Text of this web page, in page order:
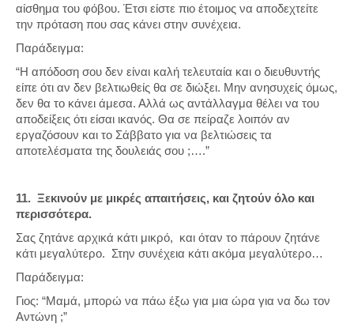
αίσθημα του φόβου. Έτσι είστε πιο έτοιμος να αποδεχτείτε
την πρόταση που σας κάνει στην συνέχεια.
Παράδειγμα:
“Η απόδοση σου δεν είναι καλή τελευταία και ο διευθυντής
είπε ότι αν δεν βελτιωθείς θα σε διώξει. Μην ανησυχείς όμως,
δεν θα το κάνει άμεσα. Αλλά ως αντάλλαγμα θέλει να του
αποδείξεις ότι είσαι ικανός. Θα σε πείραζε λοιπόν αν
εργαζόσουν και το Σάββατο για να βελτιώσεις τα
αποτελέσματα της δουλειάς σου ;….”
11. Ξεκινούν με μικρές απαιτήσεις, και ζητούν όλο και
περισσότερα.
Σας ζητάνε αρχικά κάτι μικρό, και όταν το πάρουν ζητάνε
κάτι μεγαλύτερο. Στην συνέχεια κάτι ακόμα μεγαλύτερο…
Παράδειγμα:
Γιος: “Μαμά, μπορώ να πάω έξω για μια ώρα για να δω τον
Αντώνη ;”